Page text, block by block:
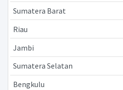
Sumatera Barat
Riau
Jambi
Sumatera Selatan
Bengkulu